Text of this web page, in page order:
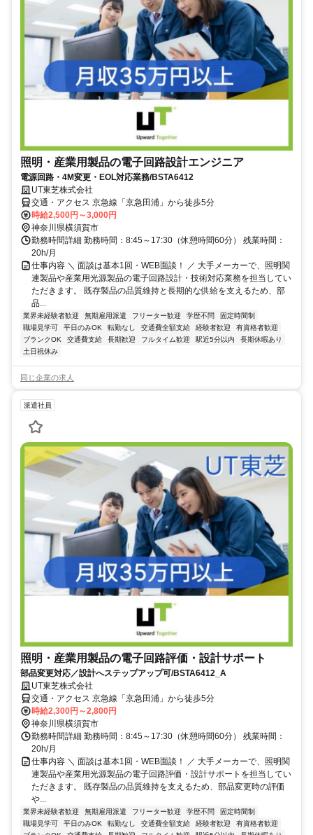
照明・産業用製品の電子回路設計エンジニア
電源回路・4M変更・EOL対応業務/BSTA6412
UT東芝株式会社
交通・アクセス 京急線「京急田浦」から徒歩5分
時給2,500円～3,000円
神奈川県横須賀市
勤務時間詳細 勤務時間：8:45～17:30（休憩時間60分） 残業時間：
20h/月
仕事内容 ＼ 面談は基本1回・WEB面談！ ／ 大手メーカーで、照明関
連製品や産業用光源製品の電子回路設計・技術対応業務を担当してい
ただきます。 既存製品の品質維持と長期的な供給を支えるため、部
品...
業界未経験者歓迎 無期雇用派遣 フリーター歓迎 学歴不問
固定時間制
職場見学可
平日のみOK 転勤なし 交通費全額支給 経験者歓迎
有資格者歓迎
ブランクOK
交通費支給 長期歓迎 フルタイム歓迎 駅近5分以内
長期休暇あり
土日祝休み
同じ企業の求人
派遣社員
照明・産業用製品の電子回路評価・設計サポート
部品変更対応／設計へステップアップ可/BSTA6412_A
UT東芝株式会社
交通・アクセス 京急線「京急田浦」から徒歩5分
時給2,300円～2,800円
神奈川県横須賀市
勤務時間詳細 勤務時間：8:45～17:30（休憩時間60分） 残業時間：
20h/月
仕事内容 ＼ 面談は基本1回・WEB面談！ ／ 大手メーカーで、照明関
連製品や産業用光源製品の電子回路評価・設計サポートを担当してい
ただきます。 既存製品の品質維持を支えるため、部品変更時の評価
や...
業界未経験者歓迎 無期雇用派遣 フリーター歓迎 学歴不問
固定時間制
職場見学可
平日のみOK 転勤なし 交通費全額支給 経験者歓迎
有資格者歓迎